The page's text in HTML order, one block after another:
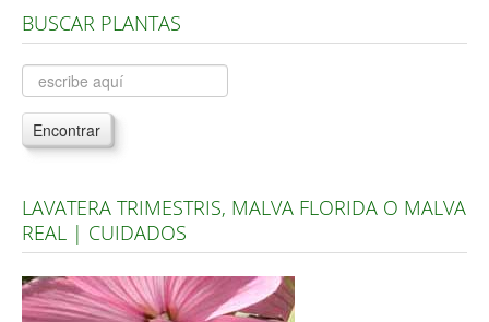
Árboles, Cicas y Palmeras de la G a la Z
Plantas Anuales y Perennes
Plantas Bulbosas y Acuáticas
Plantas de Interior
Plantas Aromáticas y de Huerto
Plantas Carnívoras y Orquídeas
Consejos
BUSCAR PLANTAS
Encontrar
LAVATERA TRIMESTRIS, MALVA FLORIDA O MALVA
REAL | CUIDADOS